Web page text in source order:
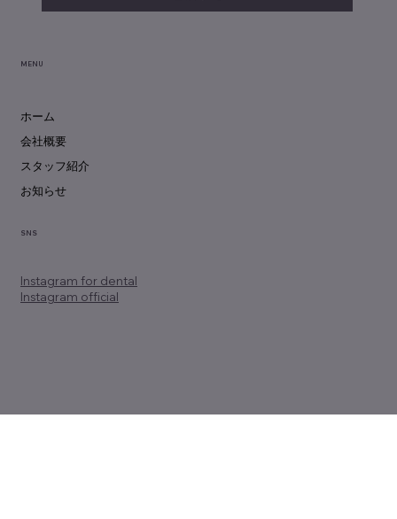
Instagram for dental
Instagram official
SNS
ホーム
会社概要
スタッフ紹介
お知らせ
MENU